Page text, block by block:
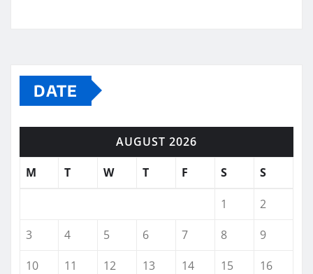
DATE
AUGUST 2026
M
T W T F S S
1
2
3
4 5 6 7 8
9
10
11 12 13 14 15
16